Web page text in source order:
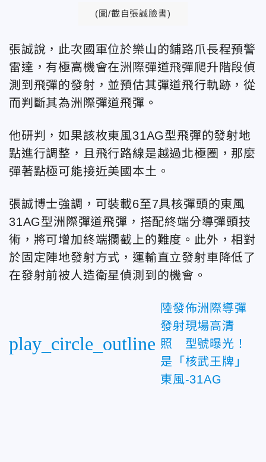
(圖/截自張誠臉書)
張誠說，此次國軍位於樂山的鋪路爪長程預警
雷達，有極高機會在洲際彈道飛彈爬升階段偵
測到飛彈的發射，並預估其彈道飛行軌跡，從
而判斷其為洲際彈道飛彈。
他研判，如果該枚東風31AG型飛彈的發射地
點進行調整，且飛行路線是越過北極圈，那麼
彈著點極可能接近美國本土。
張誠博士強調，可裝載6至7具核彈頭的東風
31AG型洲際彈道飛彈，搭配終端分導彈頭技
術，將可增加終端攔截上的難度。此外，相對
於固定陣地發射方式，運輸直立發射車降低了
在發射前被人造衛星偵測到的機會。
play_circle_outline
陸發佈洲際導彈
發射現場高清
照 型號曝光！
是「核武王牌」
東風-31AG